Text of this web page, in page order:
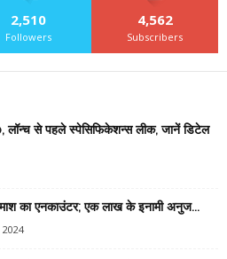
2,510
Followers
4,562
Subscribers
से पहले स्पेसिफिकेशन्स लीक, जानें डिटेल
का एनकाउंटर; एक लाख के इनामी अनुज...